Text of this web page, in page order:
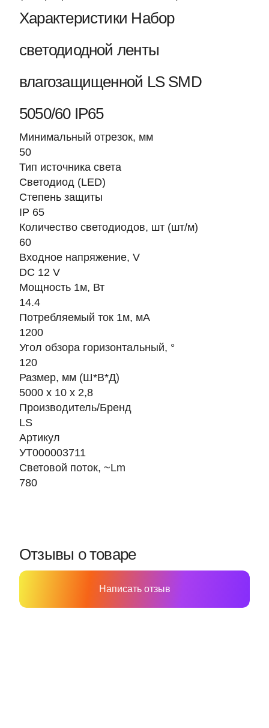
Характеристики Набор
светодиодной ленты
влагозащищенной LS SMD
5050/60 IP65
Минимальный отрезок, мм
50
Тип источника света
Светодиод (LED)
Степень защиты
IP 65
Количество светодиодов, шт (шт/м)
60
Входное напряжение, V
DC 12 V
Мощность 1м, Вт
14.4
Потребляемый ток 1м, мА
1200
Угол обзора горизонтальный, °
120
Размер, мм (Ш*В*Д)
5000 х 10 х 2,8
Производитель/Бренд
LS
Артикул
УТ000003711
Световой поток, ~Lm
780
Отзывы о товаре
Написать отзыв